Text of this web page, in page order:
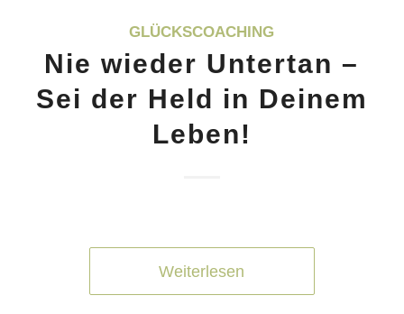
GLÜCKSCOACHING
Nie wieder Untertan –
Sei der Held in Deinem
Leben!
Weiterlesen